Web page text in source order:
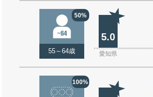
50%
55～64歳
5.0
愛知県
100%